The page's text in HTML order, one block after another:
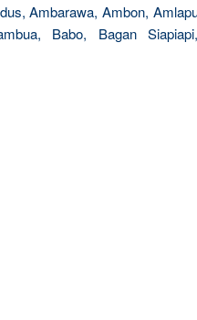
Ambarawa, Ambon,
Babo, Bagan